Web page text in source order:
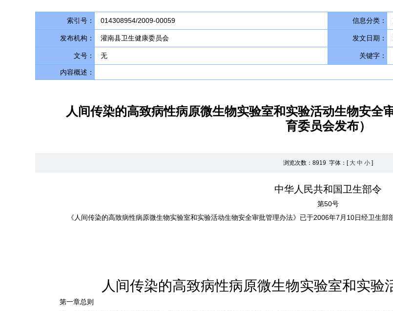
索引号： 014308954/2009-00059 信息分类：
发布机构： 灌南县卫生健康委员会 发文日期：
文号： 无 关键字：
内容概述：
人间传染的高致病性病原微生物实验室和实验活动生物安全
育委员会发布）
浏览次数： 8919 字体：[ 大 中 小 ]
中华人民共和国卫生部令
第50号
《人间传染的高致病性病原微生物实验室和实验活动生物安全审批管理办法》已于2006年7月10日经卫生部
人间传染的高致病性病原微生物实验室和实验
第一章总则